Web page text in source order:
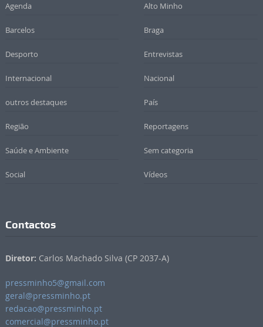
Agenda Alto Minho
Barcelos Braga
Desporto Entrevistas
Internacional Nacional
outros destaques País
Região Reportagens
Saúde e Ambiente Sem categoria
Social Vídeos
Contactos
Diretor: Carlos Machado Silva (CP 2037-A)
pressminho5@gmail.com
geral@pressminho.pt
redacao@pressminho.pt
comercial@pressminho.pt